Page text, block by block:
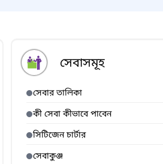
সেবাসমূহ
সেবার তালিকা
কী সেবা কীভাবে পাবেন
সিটিজেন চার্টার
সেবাকুঞ্জ